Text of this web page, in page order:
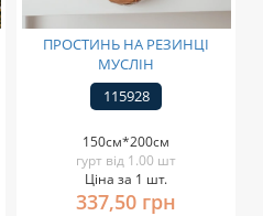
ПРОСТИНЬ НА РЕЗИНЦІ
МУСЛІН
115928
150см*200см
гурт від 1.00 шт
Ціна за 1 шт.
337,50 грн